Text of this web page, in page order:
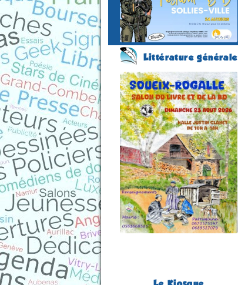
Littérature générale
Salon du Livre et de la
BD
(11 éme édition)
SOUEIX-ROGALLE
(Ariège - France)
le 23 août 2026
Plus d'informations